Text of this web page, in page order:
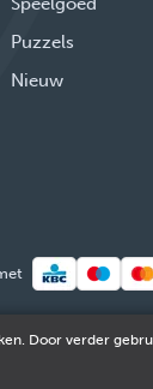
Puzzels
Nieuw
& Cie
Door verder